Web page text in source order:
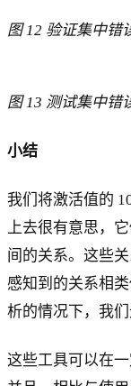
图 12 验证集中错
图 13 测试集中错
小结
我们将激活值的
上去很有意思，
间的关系。这些
感知到的关系相
析的情况下，我们
这些工具可以在